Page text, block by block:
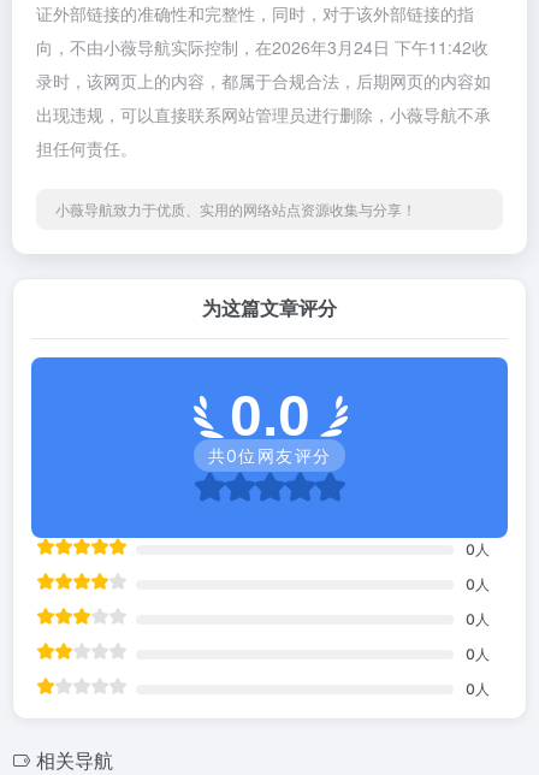
证外部链接的准确性和完整性，同时，对于该外部链接的指
向，不由小薇导航实际控制，在2026年3月24日 下午11:42收
录时，该网页上的内容，都属于合规合法，后期网页的内容如
出现违规，可以直接联系网站管理员进行删除，小薇导航不承
担任何责任。
小薇导航致力于优质、实用的网络站点资源收集与分享！
为这篇文章评分
0.0
共0位网友评分
0 人
0 人
0 人
0 人
0 人
相关导航